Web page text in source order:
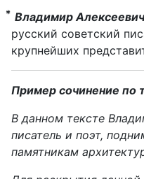
Владимир
русский советский
крупнейших
Пример сочинение по
В данном тексте
писатель и поэт,
памятникам